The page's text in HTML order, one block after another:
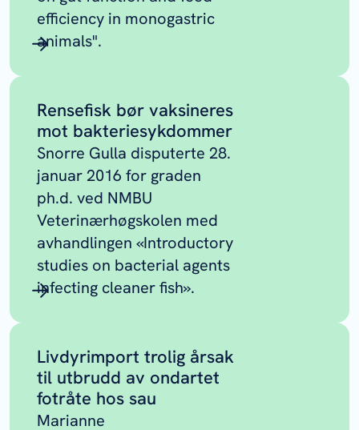
efficiency in monogastric
animals".
Rensefisk bør vaksineres
mot bakteriesykdommer
Snorre Gulla disputerte 28.
januar 2016 for graden
ph.d. ved NMBU
Veterinærhøgskolen med
avhandlingen «Introductory
studies on bacterial agents
infecting cleaner fish».
Livdyrimport trolig årsak
til utbrudd av ondartet
fotråte hos sau
Marianne